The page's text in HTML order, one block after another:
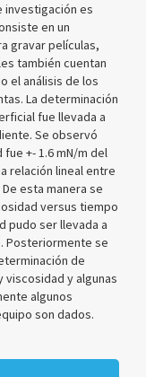
investigación es
en un
gravar películas,
también cuentan
el análisis de los
La determinación
fue llevada a
Se observó
+- 1.6 mN/m del
relación lineal entre
esta manera se
versus tiempo
pudo ser llevada a
Posteriormente se
de
y algunas
algunos
son dados.